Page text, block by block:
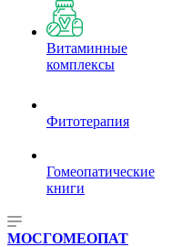
Витаминные
комплексы
Фитотерапия
Гомеопатические
книги
МОСГОМЕОПАТ